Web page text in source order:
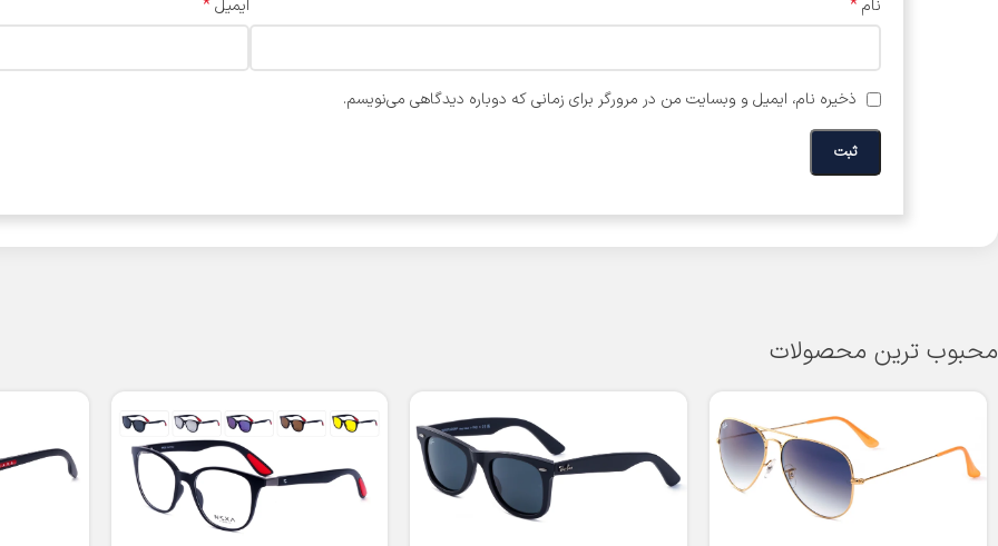
نام* ایمیل*
ذخیره نام، ایمیل و وبسایت من در مرورگر برای زمانی که دوباره دیدگاهی می‌نویسم.
محبوب ترین محصولات